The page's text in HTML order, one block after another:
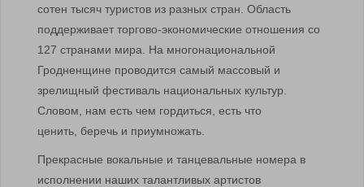
сотен тысяч туристов из разных стран. Область
поддерживает торгово-экономические отношения со
127 странами мира. На многонациональной
Гродненщине проводится самый массовый и
зрелищный фестиваль национальных культур.
Словом, нам есть чем гордиться, есть что
ценить, беречь и приумножать.
Прекрасные вокальные и танцевальные номера в
исполнении наших талантливых артистов